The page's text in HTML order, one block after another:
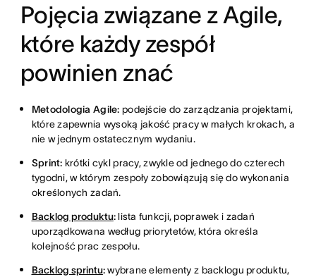
Pojęcia związane z Agile,
które każdy zespół
powinien znać
Metodologia Agile: podejście do zarządzania projektami,
które zapewnia wysoką jakość pracy w małych krokach, a
nie w jednym ostatecznym wydaniu.
Sprint: krótki cykl pracy, zwykle od jednego do czterech
tygodni, w którym zespoły zobowiązują się do wykonania
określonych zadań.
Backlog produktu:lista funkcji, poprawek i zadań
uporządkowana według priorytetów, która określa
kolejność prac zespołu.
Backlog sprintu:wybrane elementy z backlogu produktu,